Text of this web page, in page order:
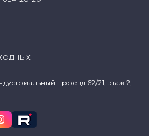
проезд 62/21, этаж 2,